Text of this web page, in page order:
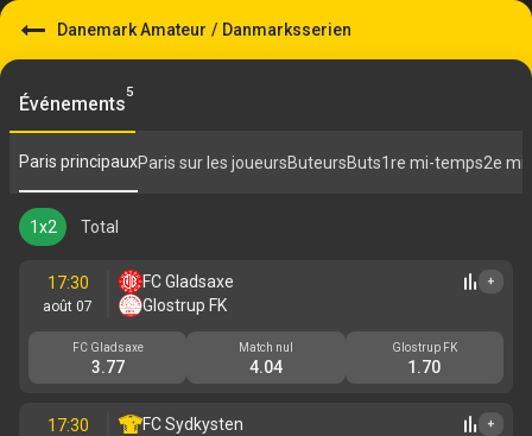
Danemark Amateur / Danmarksserien
Événements
5
Paris principauxParis sur les joueursButeursButs1re mi-temps2e
1x2 Total
17:30
août 07
FC Gladsaxe
Glostrup FK
+
FC Gladsaxe
3.77
Match nul
4.04
Glostrup FK
1.70
17:30
FC Sydkysten
+